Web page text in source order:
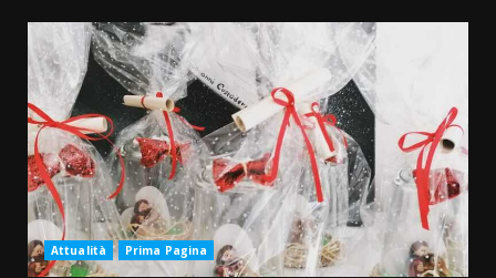
Attualità Prima Pagina